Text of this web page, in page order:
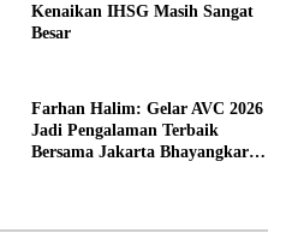
Kenaikan IHSG Masih Sangat
Besar
Farhan Halim: Gelar AVC 2026
Jadi Pengalaman Terbaik
Bersama Jakarta Bhayangkara